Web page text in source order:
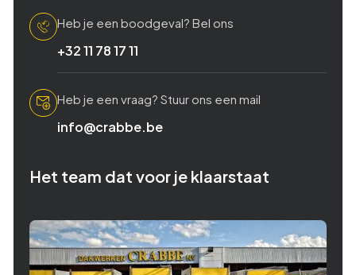
Heb je een boodgeval? Bel ons
+32 11 78 17 11
Heb je een vraag? Stuur ons een mail
info@crabbe.be
Het team dat voor je klaarstaat